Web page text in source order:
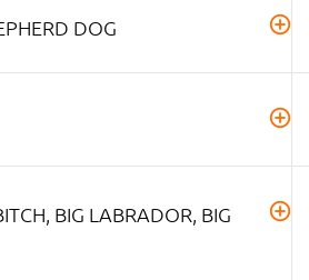
DOG
BIG LABRADOR, BIG